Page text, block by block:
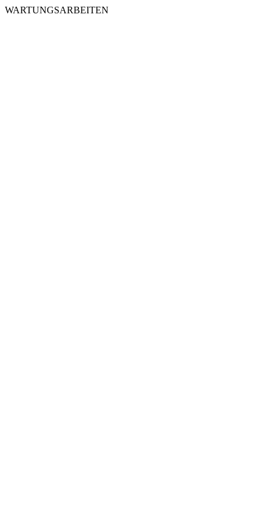
WARTUNGSARBEITEN